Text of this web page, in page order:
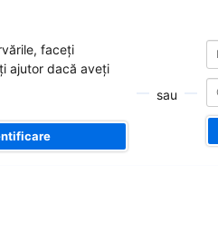
faceți
ajutor dacă aveți
sau